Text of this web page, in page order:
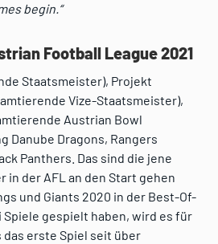
begin.“
Football League 2021
Staatsmeister), Projekt
Vize-Staatsmeister),
Austrian Bowl
Danube Dragons, Rangers
Panthers. Das sind die jene
in der AFL an den Start gehen
und Giants 2020 in der Best-Of-
gespielt haben, wird es für
das erste Spiel seit über